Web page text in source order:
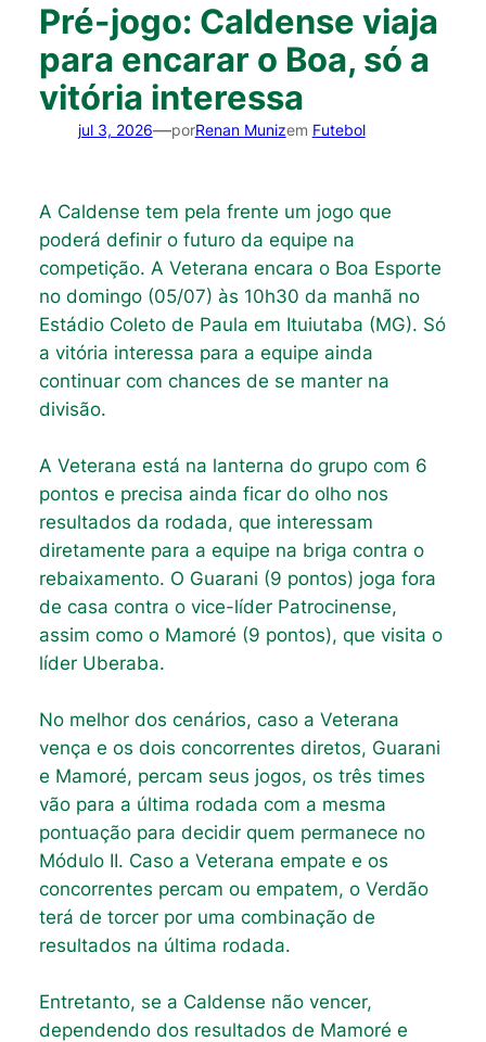
Pré-jogo: Caldense viaja
para encarar o Boa, só a
vitória interessa
jul 3, 2026—porRenan Munizem Futebol
A Caldense tem pela frente um jogo que
poderá definir o futuro da equipe na
competição. A Veterana encara o Boa Esporte
no domingo (05/07) às 10h30 da manhã no
Estádio Coleto de Paula em Ituiutaba (MG). Só
a vitória interessa para a equipe ainda
continuar com chances de se manter na
divisão.
A Veterana está na lanterna do grupo com 6
pontos e precisa ainda ficar do olho nos
resultados da rodada, que interessam
diretamente para a equipe na briga contra o
rebaixamento. O Guarani (9 pontos) joga fora
de casa contra o vice-líder Patrocinense,
assim como o Mamoré (9 pontos), que visita o
líder Uberaba.
No melhor dos cenários, caso a Veterana
vença e os dois concorrentes diretos, Guarani
e Mamoré, percam seus jogos, os três times
vão para a última rodada com a mesma
pontuação para decidir quem permanece no
Módulo II. Caso a Veterana empate e os
concorrentes percam ou empatem, o Verdão
terá de torcer por uma combinação de
resultados na última rodada.
Entretanto, se a Caldense não vencer,
dependendo dos resultados de Mamoré e